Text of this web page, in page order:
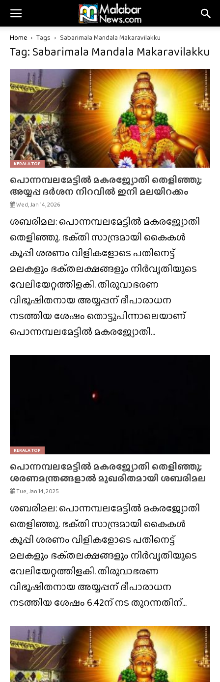
Home Tags Sabarimala Mandala Makaravilakku
Tag: Sabarimala Mandala Makaravilakku
KERALA TOP
പൊന്നമ്പലമേട്ടിൽ മകരജ്യോതി തെളിഞ്ഞു;
അയ്യപ്പ ദർശന നിറവിൽ ഇനി മലയിറക്കം
Wed, Jan 14, 2026
ശബരിമല: പൊന്നമ്പലമേട്ടിൽ മകരജ്യോതി
തെളിഞ്ഞു. ഭക്‌തി സാന്ദ്രമായി കൈകൾ
കൂപ്പി ശരണം വിളികളോടെ പതിനെട്ട്
മലകളും ഭക്‌തലക്ഷങ്ങളും നിർവൃതിയുടെ
വേലിയേറ്റത്തിളകി. തിരുവാഭരണ
വിഭൂഷിതനായ അയ്യപ്പന് ദീപാരാധന
നടത്തിയ ശേഷം തൊട്ടുപിന്നാലെയാണ്
പൊന്നമ്പലമേട്ടിൽ മകരജ്യോതി...
KERALA TOP
പൊന്നമ്പലമേട്ടിൽ മകരജ്യോതി തെളിഞ്ഞു;
ശരണമന്ത്രങ്ങളാൽ മുഖരിതമായി ശബരിമല
Tue, Jan 14, 2025
ശബരിമല: പൊന്നമ്പലമേട്ടിൽ മകരജ്യോതി
തെളിഞ്ഞു. ഭക്‌തി സാന്ദ്രമായി കൈകൾ
കൂപ്പി ശരണം വിളികളോടെ പതിനെട്ട്
മലകളും ഭക്‌തലക്ഷങ്ങളും നിർവൃതിയുടെ
വേലിയേറ്റത്തിളകി. തിരുവാഭരണ
വിഭൂഷിതനായ അയ്യപ്പന് ദീപാരാധന
നടത്തിയ ശേഷം 6.42ന് നട തുറന്നതിന്...